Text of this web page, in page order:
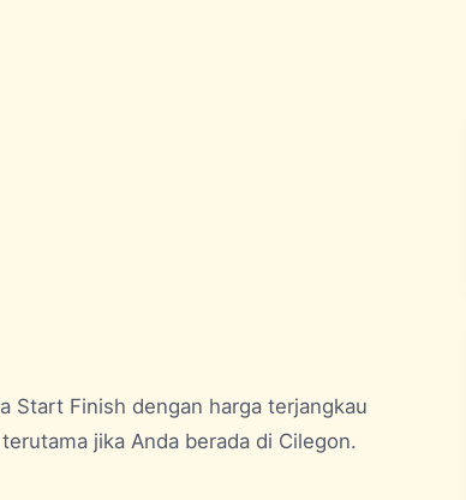
Start Finish dengan harga terjangkau
jika Anda berada di Cilegon.